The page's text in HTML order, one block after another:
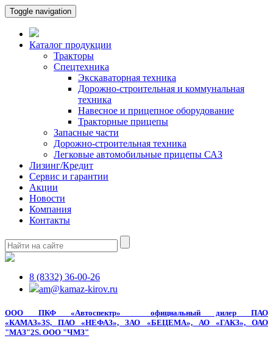
Toggle navigation
Каталог продукции
Тракторы
Спецтехника
Экскаваторная техника
Дорожно-строительная и коммунальная
техника
Навесное и прицепное оборудование
Тракторные прицепы
Запасные части
Дорожно-строительная техника
Легковые автомобильные прицепы САЗ
Лизинг/Кредит
Сервис и гарантии
Акции
Новости
Компания
Контакты
8 (8332) 36-00-26
am@kamaz-kirov.ru
ООО ПКФ «Автоспектр» официальный дилерПАО
«КАМАЗ»3S, ПАО «НЕФАЗ», ЗАО «БЕЦЕМА», АО «ГАКЗ», ОАО
"МАЗ"2S. ООО "ЧМЗ"